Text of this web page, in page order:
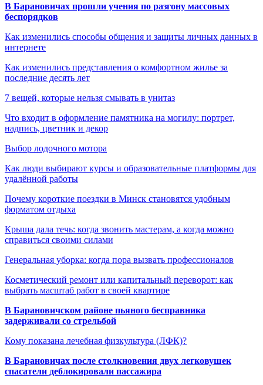
В Барановичах прошли учения по разгону массовых
беспорядков
Как изменились способы общения и защиты личных данных в
интернете
Как изменились представления о комфортном жилье за
последние десять лет
7 вещей, которые нельзя смывать в унитаз
Что входит в оформление памятника на могилу: портрет,
надпись, цветник и декор
Выбор лодочного мотора
Как люди выбирают курсы и образовательные платформы для
удалённой работы
Почему короткие поездки в Минск становятся удобным
форматом отдыха
Крыша дала течь: когда звонить мастерам, а когда можно
справиться своими силами
Генеральная уборка: когда пора вызвать профессионалов
Косметический ремонт или капитальный переворот: как
выбрать масштаб работ в своей квартире
В Барановичском районе пьяного бесправника
задерживали со стрельбой
Кому показана лечебная физкультура (ЛФК)?
В Барановичах после столкновения двух легковушек
спасатели деблокировали пассажира